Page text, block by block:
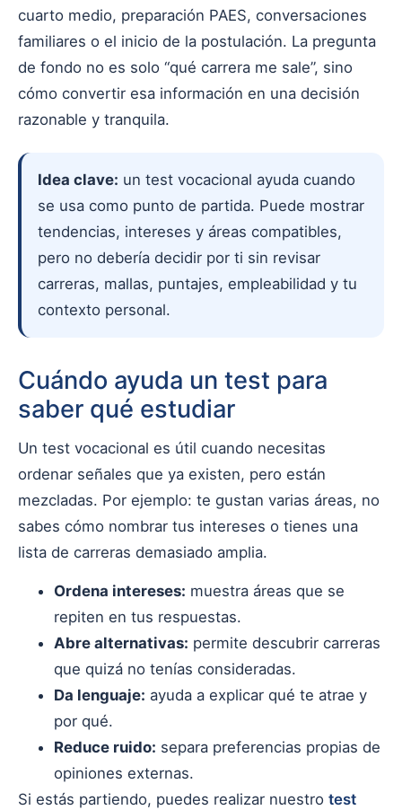
cuarto medio, preparación PAES, conversaciones
familiares o el inicio de la postulación. La pregunta
de fondo no es solo “qué carrera me sale”, sino
cómo convertir esa información en una decisión
razonable y tranquila.
Idea clave: un test vocacional ayuda cuando
se usa como punto de partida. Puede mostrar
tendencias, intereses y áreas compatibles,
pero no debería decidir por ti sin revisar
carreras, mallas, puntajes, empleabilidad y tu
contexto personal.
Cuándo ayuda un test para
saber qué estudiar
Un test vocacional es útil cuando necesitas
ordenar señales que ya existen, pero están
mezcladas. Por ejemplo: te gustan varias áreas, no
sabes cómo nombrar tus intereses o tienes una
lista de carreras demasiado amplia.
Ordena intereses: muestra áreas que se
repiten en tus respuestas.
Abre alternativas: permite descubrir carreras
que quizá no tenías consideradas.
Da lenguaje: ayuda a explicar qué te atrae y
por qué.
Reduce ruido: separa preferencias propias de
opiniones externas.
Si estás partiendo, puedes realizar nuestro test